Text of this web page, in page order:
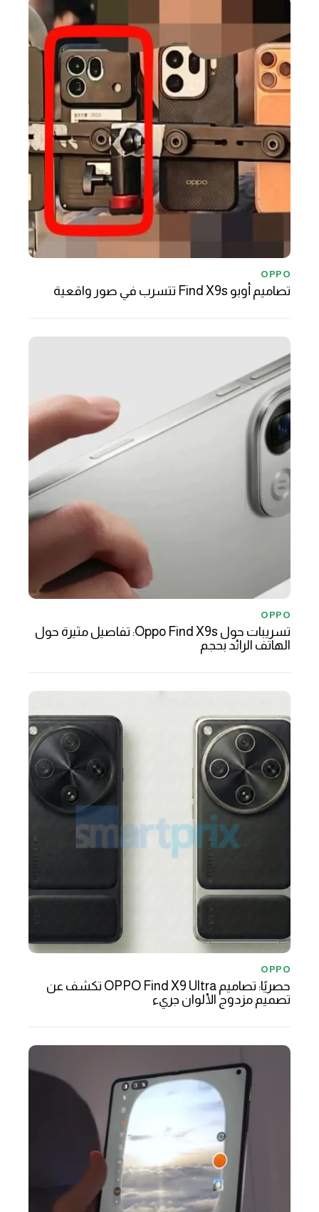
OPPO
تصاميم أوبو Find X9s تتسرب في صور واقعية
OPPO
تسريبات حول Oppo Find X9s: تفاصيل مثيرة حول
الهاتف الرائد بحجم
OPPO
حصريًا: تصاميم OPPO Find X9 Ultra تكشف عن
تصميم مزدوج الألوان جريء